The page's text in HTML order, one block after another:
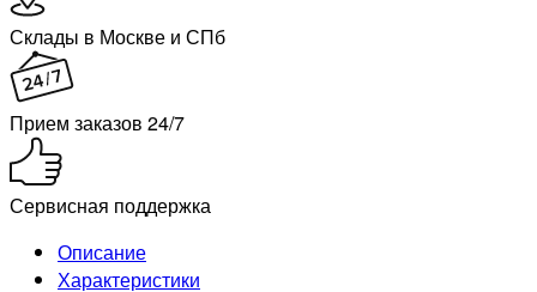
Склады в Москве и СПб
Прием заказов 24/7
Сервисная поддержка
Описание
Характеристики